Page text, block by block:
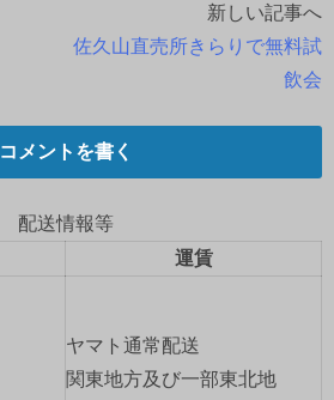
新しい記事へ
佐久山直売所きらりで無料試
飲会
コメントを書く
配送情報等
運賃
ヤマト通常配送
関東地方及び一部東北地